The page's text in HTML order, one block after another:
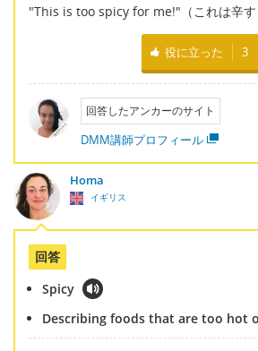
"This is too spicy for me!"（これは辛す
役に立った 3
回答したアンカーのサイト
DMM講師プロフィール
Homa
イギリス
回答
Spicy
Describing foods that are too hot